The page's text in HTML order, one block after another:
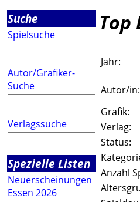
Suche
Spielsuche
Autor/Grafiker-
Suche
Verlagssuche
Spezielle Listen
Neuerscheinungen
Essen 2026
Top
Jahr:
Autor/in:
Grafik:
Verlag:
Status:
Anzahl